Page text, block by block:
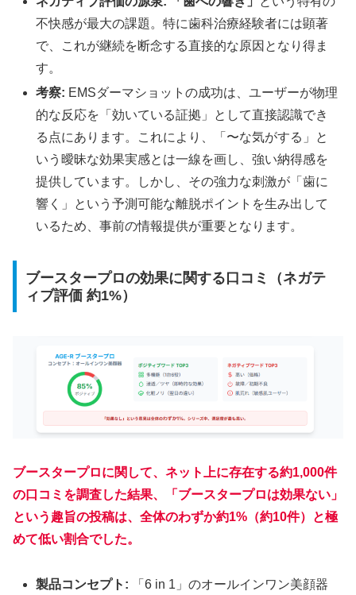
不快感が最大の課題。特に歯科治療経験者には顕著
で、これが継続を断念する直接的な原因となり得ま
す。
考察: EMSダーマショットの成功は、ユーザーが物理
的な反応を「効いている証拠」として直接認識でき
る点にあります。これにより、「〜な気がする」と
いう曖昧な効果実感とは一線を画し、強い納得感を
提供しています。しかし、その強力な刺激が「歯に
響く」という予測可能な離脱ポイントを生み出して
いるため、事前の情報提供が重要となります。
ブースタープロの効果に関する口コミ（ネガテ
ィブ評価 約1%）
ブースタープロに関して、ネット上に存在する約1,000件
の口コミを調査した結果、「ブースタープロは効果ない」
という趣旨の投稿は、全体のわずか約1%（約10件）と極
めて低い割合でした。
製品コンセプト: 「6 in 1」のオールインワン美顔器